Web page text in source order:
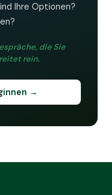
Ihre Optionen?
die Sie
rein.
→